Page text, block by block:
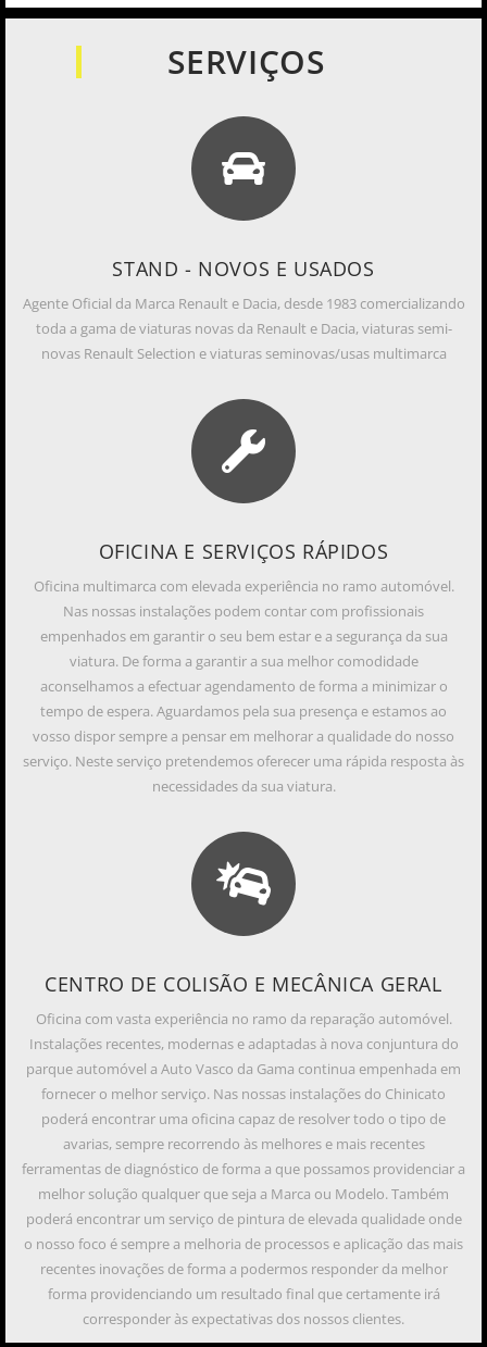
SERVIÇOS
STAND - NOVOS E USADOS
Agente Oficial da Marca Renault e Dacia, desde 1983 comercializando
toda a gama de viaturas novas da Renault e Dacia, viaturas semi-
novas Renault Selection e viaturas seminovas/usas multimarca
OFICINA E SERVIÇOS RÁPIDOS
Oficina multimarca com elevada experiência no ramo automóvel.
Nas nossas instalações podem contar com profissionais
empenhados em garantir o seu bem estar e a segurança da sua
viatura. De forma a garantir a sua melhor comodidade
aconselhamos a efectuar agendamento de forma a minimizar o
tempo de espera. Aguardamos pela sua presença e estamos ao
vosso dispor sempre a pensar em melhorar a qualidade do nosso
serviço. Neste serviço pretendemos oferecer uma rápida resposta às
necessidades da sua viatura.
CENTRO DE COLISÃO E MECÂNICA GERAL
Oficina com vasta experiência no ramo da reparação automóvel.
Instalações recentes, modernas e adaptadas à nova conjuntura do
parque automóvel a Auto Vasco da Gama continua empenhada em
fornecer o melhor serviço. Nas nossas instalações do Chinicato
poderá encontrar uma oficina capaz de resolver todo o tipo de
avarias, sempre recorrendo às melhores e mais recentes
ferramentas de diagnóstico de forma a que possamos providenciar a
melhor solução qualquer que seja a Marca ou Modelo. Também
poderá encontrar um serviço de pintura de elevada qualidade onde
o nosso foco é sempre a melhoria de processos e aplicação das mais
recentes inovações de forma a podermos responder da melhor
forma providenciando um resultado final que certamente irá
corresponder às expectativas dos nossos clientes.